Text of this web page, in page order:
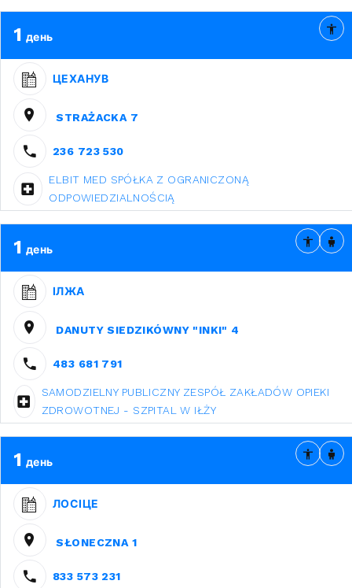
1 день
ЦЕХАНУВ
STRAŻACKA 7
236 723 530
ELBIT MED SPÓŁKA Z OGRANICZONĄ
ODPOWIEDZIALNOŚCIĄ
1 день
ІЛЖА
DANUTY SIEDZIKÓWNY "INKI" 4
483 681 791
SAMODZIELNY PUBLICZNY ZESPÓŁ ZAKŁADÓW OPIEKI
ZDROWOTNEJ - SZPITAL W IŁŻY
1 день
ЛОСІЦЕ
SŁONECZNA 1
833 573 231